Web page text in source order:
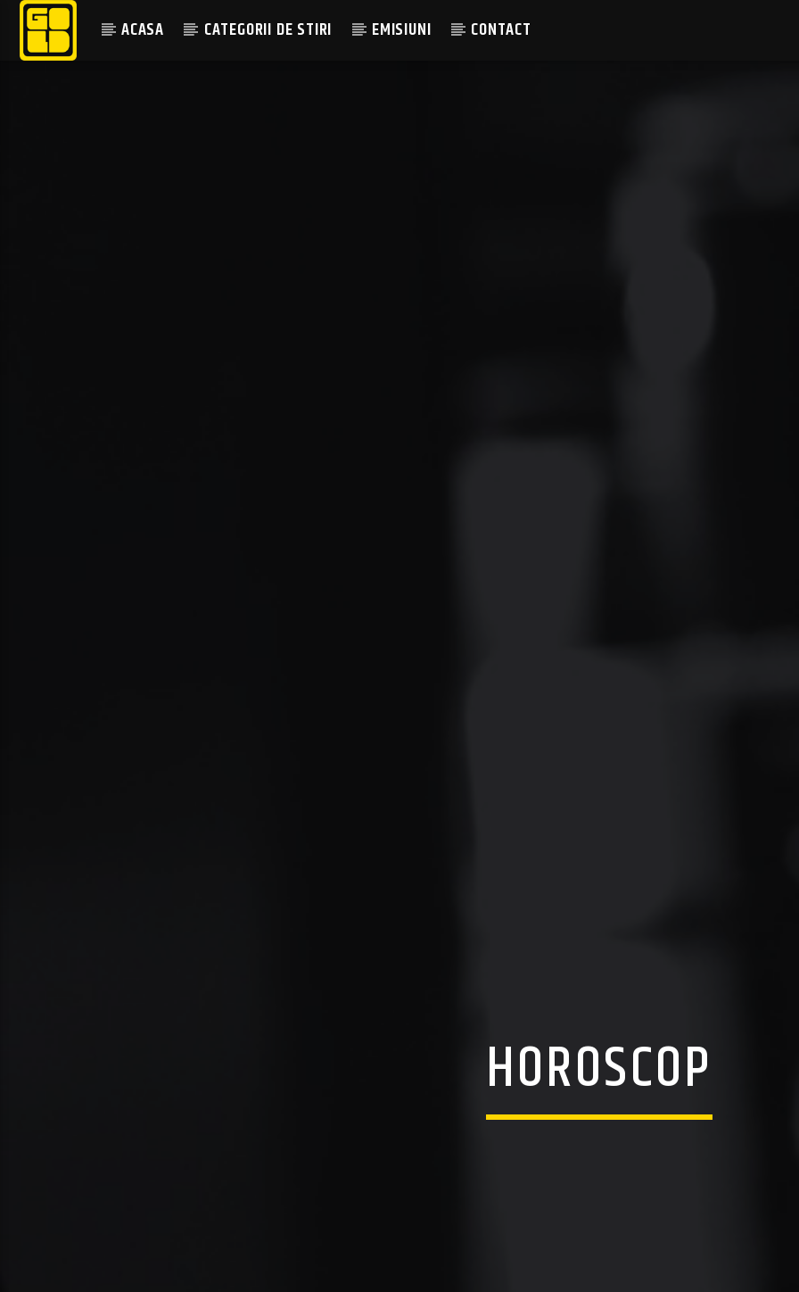
ACASA CATEGORII DE STIRI EMISIUNI CONTACT
HOROSCOP